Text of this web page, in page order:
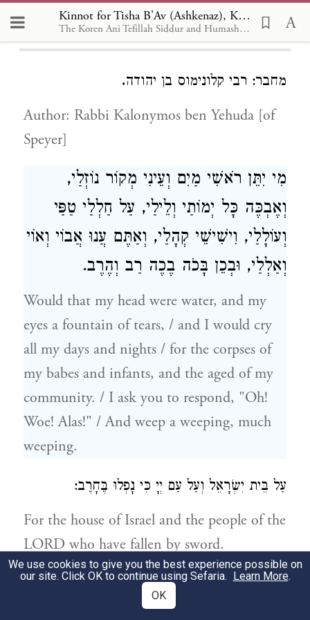
Kinnot for Tisha B'Av (Ashkenaz), Kinot for Tisha B'Av Day 25:2
The Koren Ani Tefillah Siddur and Humash for Summer Camp (translation by Rabbi Lord Jonathan Sacks)
Kinot for Tisha B'Av Day, Chapter
25
מחבר: רבי קלונימוס בן יהודה.
Author: Rabbi Kalonymos ben Yehuda [of
Speyer]
מִי יִתֵּן רֹאשִׁי מַיִם וְעֵינִי מְקוֹר נוֹזְלַי,
וְאֶבְכֶּה כָּל יְמוֹתַי וְלֵילַי, עַל חַלְלַי טַפַּי
וְעוֹלָלַי, וִישִׁישֵׁי קְהָלַי, וְאַתֶּם עֲנוּ אֲבוֹי וְאוֹי
וְאַלְלַי, וּבְכֵן בָּכֹה בֶכֶה רַב וְהֶרֶב.
Would that my head were water, and my
eyes a fountain of tears, / and I would cry
all my days and nights / for the corpses of
my babes and infants, and the aged of my
community. / I ask you to respond, "Oh!
Woe! Alas!" / And weep a weeping, much
weeping.
עַל בֵּית יִשְׂרָאֵל וְעַל עַם יְיָ כִּי נָפְלוּ בֶּחָרֶב:
For the house of Israel and the people of the
LORD who have fallen by sword.
וְדָמוֹעַ תִּדְמַע עֵינִי וְאֵלְכָה לִי שְׂדֵה בוֹכִים,
וַאֲבַכֶּה עִמִּי מָרֵי לֵבָב הַנְּבוֹכִים, עַל
We use cookies to give you the best experience possible on
our site. Click OK to continue using Sefaria. Learn More.
OK